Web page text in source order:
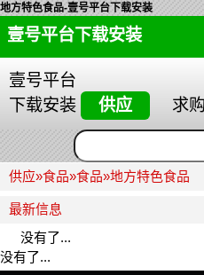
地方特色食品-壹号平台下载安装
壹号平台下载安装
壹号平台
下载安装
供应 求购
供应»食品»食品»地方特色食品
最新信息
没有了...
没有了...